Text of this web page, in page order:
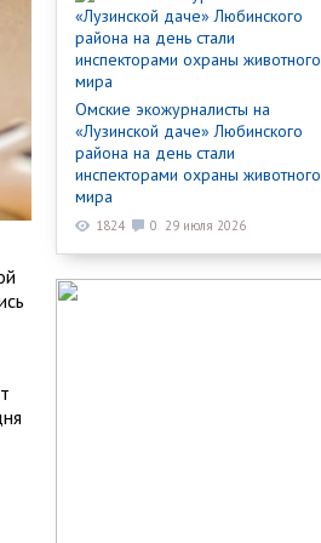
Омские экожурналисты на
«Лузинской даче» Любинского
района на день стали
инспекторами охраны животного
мира
1824 0 29 июля 2026